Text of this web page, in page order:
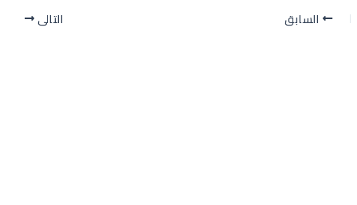
السابق التالي